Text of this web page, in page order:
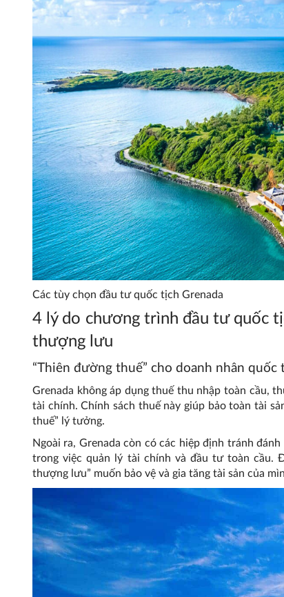
Các tùy chọn đầu tư quốc tịch Grenada
4 lý do chương trình đầu tư quốc
thượng lưu
“Thiên đường thuế” cho doanh nhân quốc
Grenada không áp dụng thuế thu nhập toàn cầu,
tài chính. Chính sách thuế này giúp bảo toàn tài
thuế” lý tưởng.
Ngoài ra, Grenada còn có các hiệp định tránh
trong việc quản lý tài chính và đầu tư toàn cầu.
thượng lưu” muốn bảo vệ và gia tăng tài sản của